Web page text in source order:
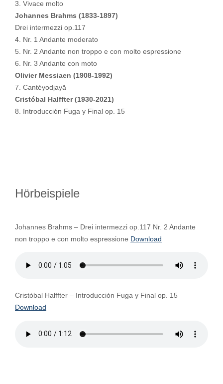
3. Vivace molto
Johannes Brahms (1833-1897)
Drei intermezzi op.117
4. Nr. 1 Andante moderato
5. Nr. 2 Andante non troppo e con molto espressione
6. Nr. 3 Andante con moto
Olivier Messiaen (1908-1992)
7. Cantéyodjayă
Cristóbal Halffter (1930-2021)
8. Introducción Fuga y Final op. 15
Hörbeispiele
Johannes Brahms – Drei intermezzi op.117 Nr. 2 Andante
non troppo e con molto espressione Download
Cristóbal Halffter – Introducción Fuga y Final op. 15
Download